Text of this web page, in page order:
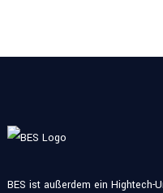
BES ist außerdem ein Hightech-